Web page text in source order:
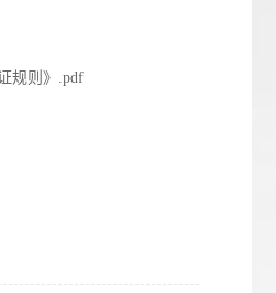
认证规则》.pdf